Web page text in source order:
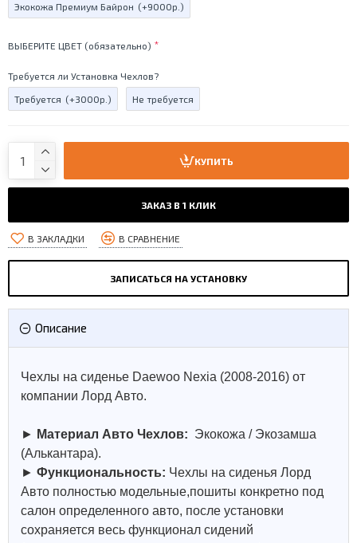
Экокожа Премиум Байрон (+9000р.)
ВЫБЕРИТЕ ЦВЕТ (обязательно)
Требуется ли Установка Чехлов?
Требуется (+3000р.) Не требуется
КУПИТЬ
ЗАКАЗ В 1 КЛИК
В ЗАКЛАДКИ В СРАВНЕНИЕ
ЗАПИСАТЬСЯ НА УСТАНОВКУ
Описание
Чехлы на сиденье Daewoo Nexia (2008-2016) от
компании Лорд Авто.
► Материал Авто Чехлов: Экокожа / Экозамша
(Алькантара).
► Функциональность: Чехлы на сиденья Лорд
Авто полностью модельные,пошиты конкретно под
салон определенного авто, после установки
сохраняется весь функционал сидений